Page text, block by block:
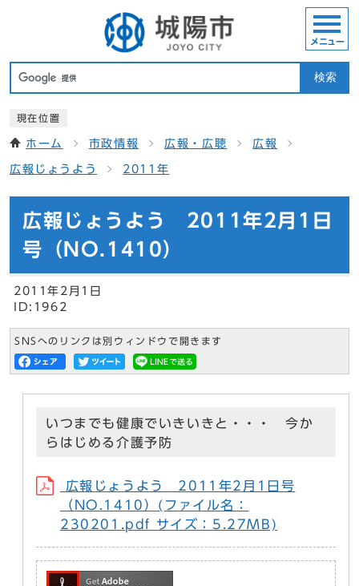
検索
メニュー
現在位置
ホーム 市政情報 広報・広聴 広報
広報じょうよう 2011年
広報じょうよう 2011年2月1日
号（NO.1410）
2011年2月1日
ID:1962
SNSへのリンクは別ウィンドウで開きます
いつまでも健康でいきいきと・・・ 今か
らはじめる介護予防
広報じょうよう 2011年2月1日号
（NO.1410）(ファイル名：
230201.pdf サイズ：5.27MB)